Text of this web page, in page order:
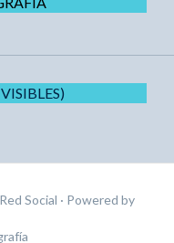
Social · Powered by